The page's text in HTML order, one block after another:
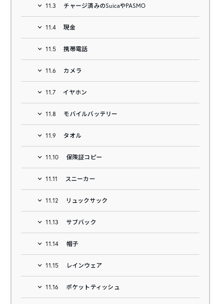
11.3 チャージ済みのSuicaやPASMO
11.4 現金
11.5 携帯電話
11.6 カメラ
11.7 イヤホン
11.8 モバイルバッテリー
11.9 タオル
11.10 保険証コピー
11.11 スニーカー
11.12 リュックサック
11.13 サブバック
11.14 帽子
11.15 レインウェア
11.16 ポケットティッシュ